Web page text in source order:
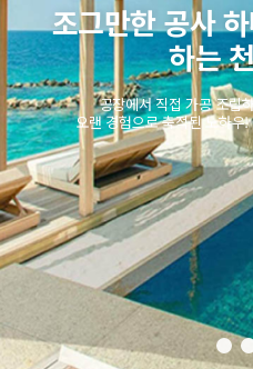
조그만한 공사
하는
공장에서 직접 가공 조립
오랜 경험으로 축적된 노하우